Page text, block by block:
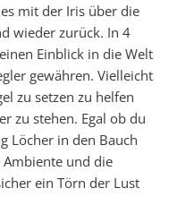
mit der Iris über die
wieder zurück. In 4
Einblick in die Welt
gewähren. Vielleicht
zu setzen zu helfen
zu stehen. Egal ob du
Löcher in den Bauch
und die
ein Törn der Lust